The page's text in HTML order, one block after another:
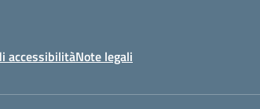
accessibilitàNote legali